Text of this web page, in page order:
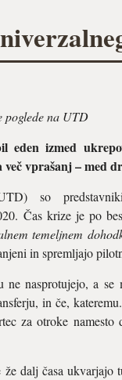
poglede na UTD
izmed
vprašanj – med
so
Čas krize je po
temeljnem
in spremljajo
nasprotujejo, a
in če, kateremu.
za otroke namesto
dalj časa